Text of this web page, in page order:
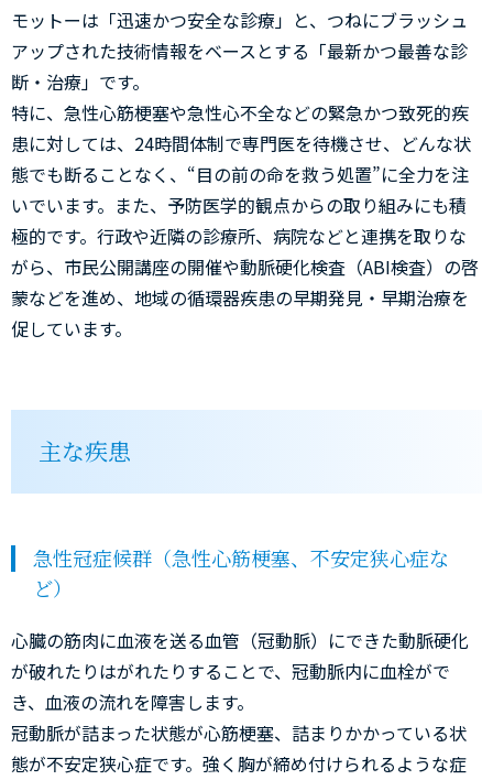
モットーは「迅速かつ安全な診療」と、つねにブラッシュ
アップされた技術情報をベースとする「最新かつ最善な診
断・治療」です。
特に、急性心筋梗塞や急性心不全などの緊急かつ致死的疾
患に対しては、24時間体制で専門医を待機させ、どんな状
態でも断ることなく、“目の前の命を救う処置”に全力を注
いでいます。また、予防医学的観点からの取り組みにも積
極的です。行政や近隣の診療所、病院などと連携を取りな
がら、市民公開講座の開催や動脈硬化検査（ABI検査）の啓
蒙などを進め、地域の循環器疾患の早期発見・早期治療を
促しています。
主な疾患
急性冠症候群（急性心筋梗塞、不安定狭心症な
ど）
心臓の筋肉に血液を送る血管（冠動脈）にできた動脈硬化
が破れたりはがれたりすることで、冠動脈内に血栓がで
き、血液の流れを障害します。
冠動脈が詰まった状態が心筋梗塞、詰まりかかっている状
態が不安定狭心症です。強く胸が締め付けられるような症